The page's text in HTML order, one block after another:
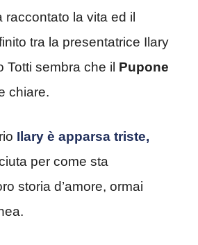
raccontato la vita ed il
tra la presentatrice Ilary
Totti sembra che il Pupone
chiare.
Ilary è apparsa triste,
per come sta
storia d’amore, ormai